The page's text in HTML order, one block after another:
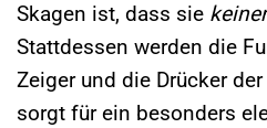
Skagen ist, dass sie
Stattdessen werden die
Zeiger und die Drücker
sorgt für ein besonders